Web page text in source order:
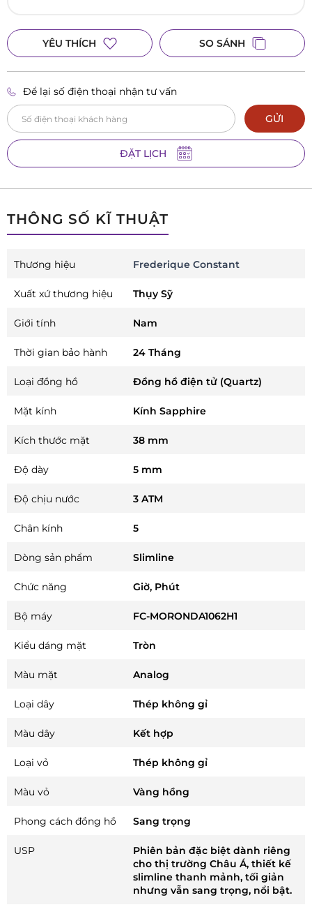
YÊU THÍCH SO SÁNH
Để lại số điện thoại nhận tư vấn
GỬI
ĐẶT LỊCH
THÔNG SỐ KĨ THUẬT
Thương hiệu Frederique Constant
Xuất xứ thương hiệu Thụy Sỹ
Giới tính Nam
Thời gian bảo hành 24 Tháng
Loại đồng hồ Đồng hồ điện tử (Quartz)
Mặt kính Kính Sapphire
Kích thước mặt 38 mm
Độ dày 5 mm
Độ chịu nước 3 ATM
Chân kính 5
Dòng sản phẩm Slimline
Chức năng Giờ, Phút
Bộ máy FC-MORONDA1062H1
Kiểu dáng mặt Tròn
Màu mặt Analog
Loại dây Thép không gỉ
Màu dây Kết hợp
Loại vỏ Thép không gỉ
Màu vỏ Vàng hồng
Phong cách đồng hồ Sang trọng
USP
Phiên bản đặc biệt dành riêng
cho thị trường Châu Á, thiết kế
slimline thanh mảnh, tối giản
nhưng vẫn sang trọng, nổi bật.